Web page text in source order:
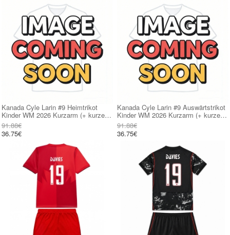
Kanada Cyle Larin #9 Heimtrikot
Kinder WM 2026 Kurzarm (+ kurze
hosen)
91.88€
36.75€
Kanada Cyle Larin #9 Auswärtstrikot
Kinder WM 2026 Kurzarm (+ kurze
hosen)
91.88€
36.75€